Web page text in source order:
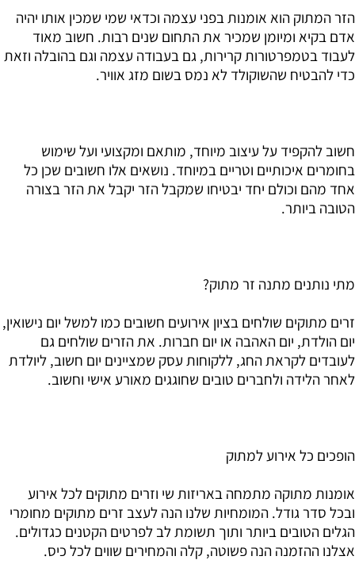
הזר המתוק הוא אומנות בפני עצמה וכדאי שמי שמכין אותו יהיה
אדם בקיא ומיומן שמכיר את התחום שנים רבות. חשוב מאוד
לעבוד בטמפרטורות קרירות, גם בעבודה עצמה וגם בהובלה וזאת
כדי להבטיח שהשוקולד לא נמס בשום מזג אוויר.
חשוב להקפיד על עיצוב מיוחד, מותאם ומקצועי ועל שימוש
בחומרים איכותיים וטריים במיוחד. נושאים אלו חשובים שכן כל
אחד מהם וכולם יחד יבטיחו שמקבל הזר יקבל את הזר בצורה
הטובה ביותר.
מתי נותנים מתנה זר מתוק?
זרים מתוקים שולחים בציון אירועים חשובים כמו למשל יום נישואין,
יום הולדת, יום האהבה או יום חברות. את הזרים שולחים גם
לעובדים לקראת החג, ללקוחות עסק שמציינים יום חשוב, ליולדת
לאחר הלידה ולחברים טובים שחוגגים מאורע אישי וחשוב.
הופכים כל אירוע למתוק
אומנות מתוקה מתמחה באריזות שי וזרים מתוקים לכל אירוע
ובכל סדר גודל. המומחיות שלנו הנה לעצב זרים מתוקים מחומרי
הגלים הטובים ביותר ותוך תשומת לב לפרטים הקטנים כגדולים.
אצלנו ההזמנה הנה פשוטה, קלה והמחירים שווים לכל כיס.